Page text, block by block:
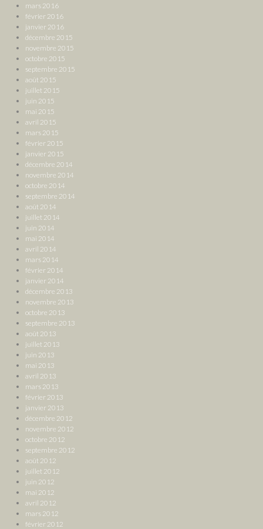
mars 2016
février 2016
janvier 2016
décembre 2015
novembre 2015
octobre 2015
septembre 2015
août 2015
juillet 2015
juin 2015
mai 2015
avril 2015
mars 2015
février 2015
janvier 2015
décembre 2014
novembre 2014
octobre 2014
septembre 2014
août 2014
juillet 2014
juin 2014
mai 2014
avril 2014
mars 2014
février 2014
janvier 2014
décembre 2013
novembre 2013
octobre 2013
septembre 2013
août 2013
juillet 2013
juin 2013
mai 2013
avril 2013
mars 2013
février 2013
janvier 2013
décembre 2012
novembre 2012
octobre 2012
septembre 2012
août 2012
juillet 2012
juin 2012
mai 2012
avril 2012
mars 2012
février 2012